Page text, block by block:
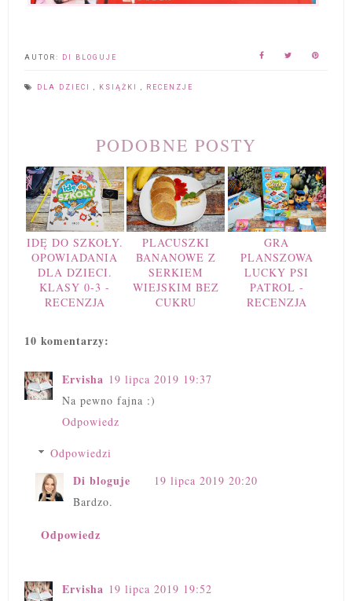
AUTOR: DI BLOGUJE
DLA DZIECI , KSIĄŻKI , RECENZJE
PODOBNE POSTY
IDĘ DO SZKOŁY.
OPOWIADANIA
DLA DZIECI.
KLASY 0-3 -
RECENZJA
PLACUSZKI
BANANOWE Z
SERKIEM
WIEJSKIM BEZ
CUKRU
GRA
PLANSZOWA
LUCKY PSI
PATROL -
RECENZJA
10 komentarzy:
Ervisha 19 lipca 2019 19:37
Na pewno fajna :)
Odpowiedz
Odpowiedzi
Di bloguje
19 lipca 2019 20:20
Bardzo.
Odpowiedz
Ervisha 19 lipca 2019 19:52